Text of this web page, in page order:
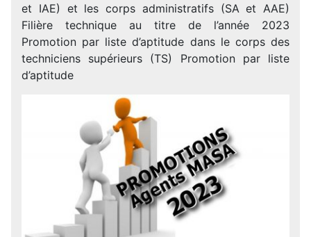
et IAE) et les corps administratifs (SA et AAE)
Filière technique au titre de l’année 2023
Promotion par liste d’aptitude dans le corps des
techniciens supérieurs (TS) Promotion par liste
d’aptitude